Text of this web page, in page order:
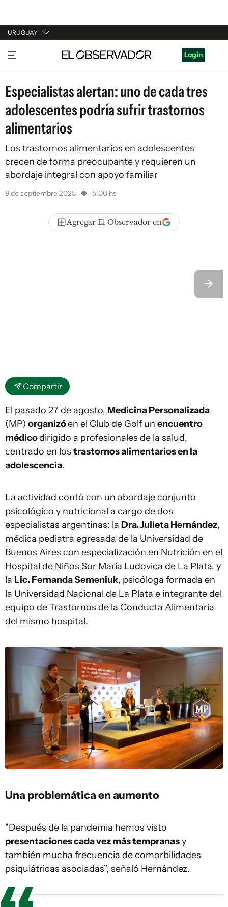
URUGUAY
URUGUAY
ARGENTINA
ESPAÑA
ESTADOS UNIDOS
Login
Especialistas alertan: uno de cada tres
adolescentes podría sufrir trastornos
alimentarios
Los trastornos alimentarios en adolescentes
crecen de forma preocupante y requieren un
abordaje integral con apoyo familiar
8 de septiembre 2025 5:00 hs
Agregar El Observador en
Compartir
El pasado 27 de agosto, Medicina Personalizada
(MP) organizóen el Club de Golf un encuentro
médicodirigido a profesionales de la salud,
centrado en los trastornos alimentarios en la
adolescencia.
La actividad contó con un abordaje conjunto
psicológico y nutricional a cargo de dos
especialistas argentinas: la Dra. Julieta Hernández,
médica pediatra egresada de la Universidad de
Buenos Aires con especialización en Nutrición en el
Hospital de Niños Sor María Ludovica de La Plata, y
la Lic. Fernanda Semeniuk, psicóloga formada en
la Universidad Nacional de La Plata e integrante del
equipo de Trastornos de la Conducta Alimentaria
del mismo hospital.
Una problemática en aumento
"Después de la pandemia hemos visto
presentaciones cada vez más tempranasy
también mucha frecuencia de comorbilidades
psiquiátricas asociadas”, señaló Hernández.